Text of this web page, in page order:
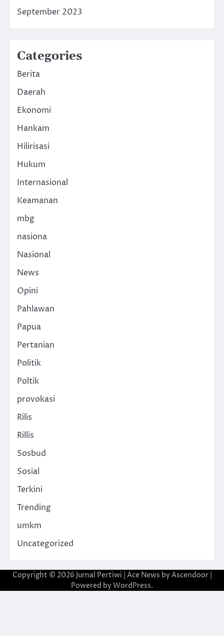
September 2023
Categories
Berita
Daerah
Ekonomi
Hankam
Hilirisasi
Hukum
Internasional
Keamanan
mbg
nasiona
Nasional
News
Opini
Pahlawan
Papua
Pertanian
Politik
Poltik
provokasi
Rilis
Rillis
Sosbud
Sosial
Terkini
Trending
umkm
Uncategorized
Copyright © 2026 Jurnal Pertiwi | Ace News by Ascendoor|
Powered by WordPress.